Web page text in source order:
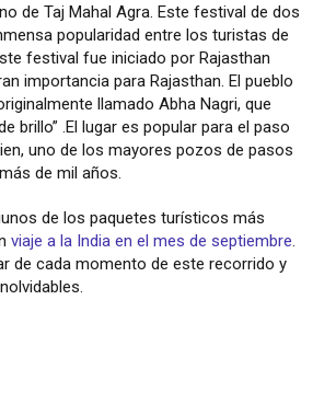
de Taj Mahal Agra. Este festival de dos
popularidad entre los turistas de
festival fue iniciado por Rajasthan
importancia para Rajasthan. El pueblo
llamado Abha Nagri, que
brillo” .El lugar es popular para el paso
uno de los mayores pozos de pasos
de mil años.
de los paquetes turísticos más
viaje a la India en el mes de septiembre.
de cada momento de este recorrido y